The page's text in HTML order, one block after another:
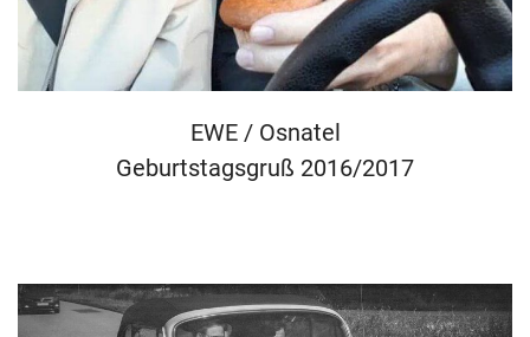
EWE / Osnatel
Geburtstagsgruß 2016/2017